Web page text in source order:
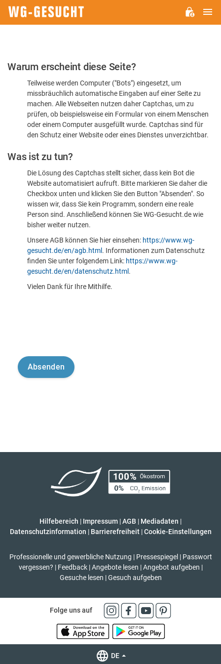
Bitte
dass
sind
Warum erscheint diese Seite?
Teilweise werden Computer ("Bots") eingesetzt, um
missbräuchlich automatische Eingaben auf einer Seite zu
machen. Alle Webseiten nutzen daher Captchas, um zu
prüfen, ob beispielsweise ein Formular von einem Menschen
oder einem Computer ausgefüllt wurde. Captchas sind für
den Schutz einer Website oder eines Dienstes unverzichtbar.
Was ist zu tun?
Die Lösung des Captchas stellt sicher, dass kein Bot die
Website automatisiert aufruft. Bitte markieren Sie daher die
Checkbox unten und klicken Sie den Button "Absenden". So
wissen wir, dass Sie kein Programm, sondern eine reale
Person sind. Anschließend können Sie WG-Gesucht.de wie
bisher weiter nutzen.
Unsere AGB können Sie hier einsehen: https://www.wg-
gesucht.de/en/agb.html . Informationen zum Datenschutz
finden Sie unter folgendem Link: https://www.wg-
gesucht.de/en/datenschutz.html .
Vielen Dank für Ihre Mithilfe.
Hilfebereich | Impressum |AGB | Mediadaten |
Datenschutzinformation | Barrierefreiheit | Cookie-Einstellungen
Professionelle und gewerbliche Nutzung | Pressespiegel | Passwort
vergessen? | Feedback | Angebote lesen | Angebot aufgeben |
Gesuche lesen | Gesuch aufgeben
Folge uns auf
DE